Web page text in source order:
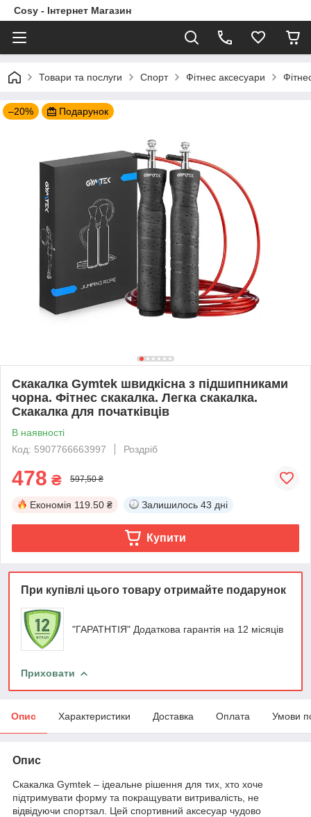
Cosy - Інтернет Магазин
Товари та послуги Спорт Фітнес аксесуари
–20% Подарунок
Скакалка Gymtek швидкісна з підшипниками
чорна. Фітнес скакалка. Легка скакалка.
Скакалка для початківців
В наявності
Код: 5907766663997
Роздріб
478 ₴ 597,50 ₴
Економія 119.50 ₴ Залишилось 43 дні
Купити
При купівлі цього товару отримайте подарунок
"ГАРАТНТІЯ" Додаткова гарантія на 12 місяців
Приховати
Опис Характеристики Доставка Оплата Умови
Опис
Скакалка Gymtek – ідеальне рішення для тих, хто хоче
підтримувати форму та покращувати витривалість, не
відвідуючи спортзал. Цей спортивний аксесуар чудово